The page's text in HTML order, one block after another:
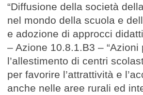
“Diffusione della società
nel mondo della scuola e
e adozione di approcci
– Azione 10.8.1.B3 – “Azioni
l’allestimento di centri
per favorire l’attrattività e
anche nelle aree rurali ed